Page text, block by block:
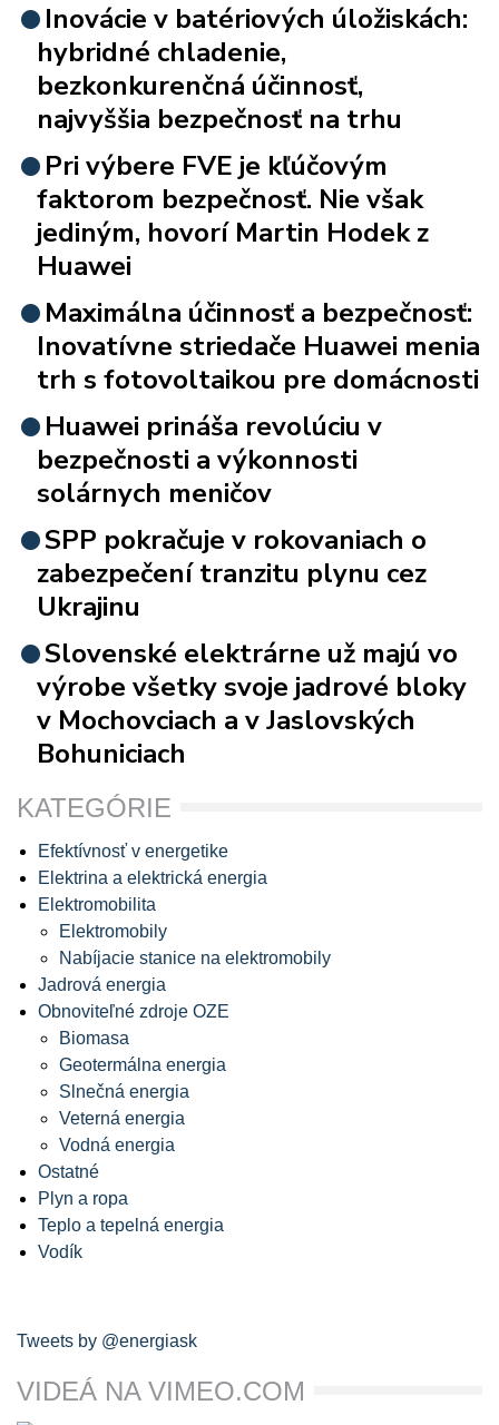
Inovácie v batériových úložiskách:
hybridné chladenie,
bezkonkurenčná účinnosť,
najvyššia bezpečnosť na trhu
Pri výbere FVE je kľúčovým
faktorom bezpečnosť. Nie však
jediným, hovorí Martin Hodek z
Huawei
Maximálna účinnosť a bezpečnosť:
Inovatívne striedače Huawei menia
trh s fotovoltaikou pre domácnosti
Huawei prináša revolúciu v
bezpečnosti a výkonnosti
solárnych meničov
SPP pokračuje v rokovaniach o
zabezpečení tranzitu plynu cez
Ukrajinu
Slovenské elektrárne už majú vo
výrobe všetky svoje jadrové bloky
v Mochovciach a v Jaslovských
Bohuniciach
KATEGÓRIE
Efektívnosť v energetike
Elektrina a elektrická energia
Elektromobilita
Elektromobily
Nabíjacie stanice na elektromobily
Jadrová energia
Obnoviteľné zdroje OZE
Biomasa
Geotermálna energia
Slnečná energia
Veterná energia
Vodná energia
Ostatné
Plyn a ropa
Teplo a tepelná energia
Vodík
Tweets by @energiask
VIDEÁ NA VIMEO.COM